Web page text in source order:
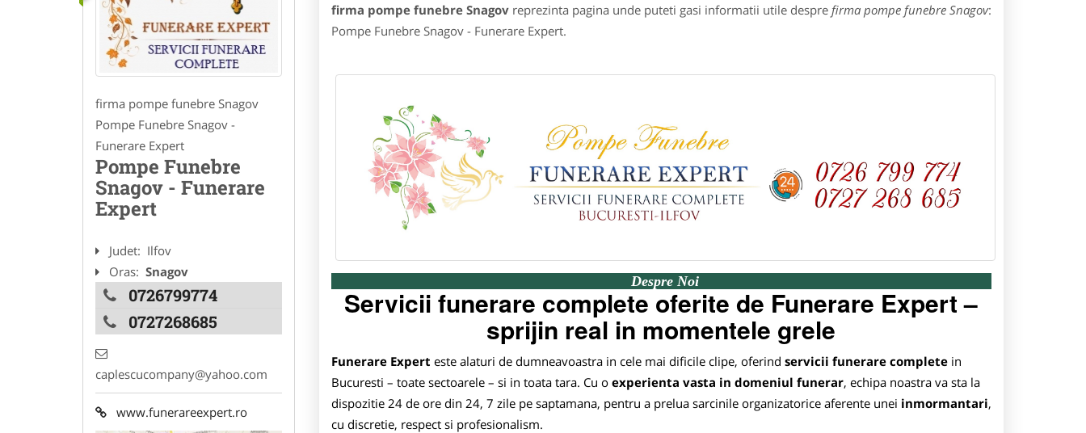
firma pompe funebre Snagov
Pompe Funebre Snagov -
Funerare Expert
Pompe Funebre
Snagov - Funerare
Expert
Judet: Ilfov
Oras: Snagov
0726799774
0727268685
caplescucompany@yahoo.com
www.funerareexpert.ro
firma pompe funebre Snagovreprezinta pagina unde puteti gasi informatii utile despre firma pompe funebre Snagov:
Pompe Funebre Snagov - Funerare Expert.
Despre Noi
Servicii funerare complete oferite de Funerare Expert –
sprijin real in momentele grele
Funerare Expert este alaturi de dumneavoastra in cele mai dificile clipe, oferind servicii funerare completein
Bucuresti – toate sectoarele – si in toata tara. Cu o experienta vasta in domeniul funerar, echipa noastra va sta la
dispozitie 24 de ore din 24, 7 zile pe saptamana, pentru a prelua sarcinile organizatorice aferente unei inmormantari,
cu discretie, respect si profesionalism.